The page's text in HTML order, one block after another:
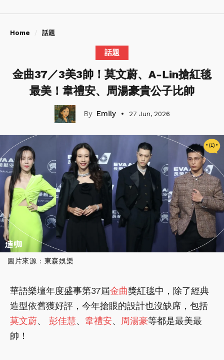
Home 話題
話題
金曲37／3美3帥！莫文蔚、A-Lin搶紅毯
最美！韋禮安、周湯豪貴公子比帥
Emily 27 Jun, 2026
圖片來源：東森娛樂
華語樂壇年度盛事第37屆金曲獎紅毯中，除了經典
造型依舊獲好評，今年搶眼的設計也沒缺席，包括
莫文蔚、 彭佳慧、 韋禮安、 周湯豪等都是最美最
帥！